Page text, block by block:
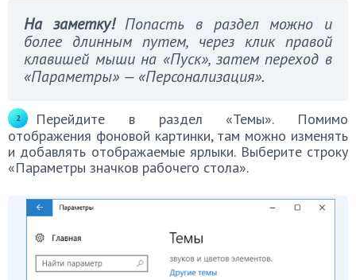
На заметку!Попасть в раздел можно и
более длинным путем, через клик правой
клавишей мыши на «Пуск», затем переход в
«Параметры» — «Персонализация».
Перейдите в раздел «Темы». Помимо
отображения фоновой картинки, там можно изменять
и добавлять отображаемые ярлыки. Выберите строку
«Параметры значков рабочего стола».